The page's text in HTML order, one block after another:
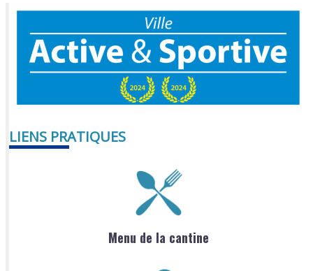
LIENS PRATIQUES
Menu de la cantine